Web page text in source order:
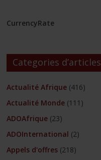
CurrencyRate
Categories d’articles
Actualité Afrique (416)
Actualité Monde (111)
ADOAfrique (23)
ADOInternational (2)
Appels d'offres (218)